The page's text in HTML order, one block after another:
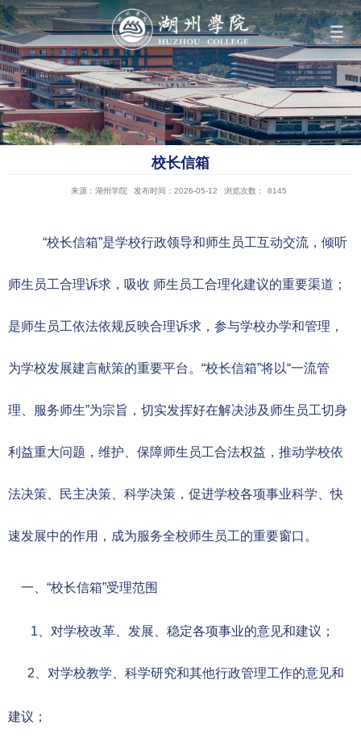
导航
学院概况
科学研究
队伍建设
信息服务
OA办公
校长信箱
来源：湖州学院 发布时间：2026-05-12 浏览次数： 8145
“校长信箱”是学校行政领导和师生员工互动交流，倾听
师生员工合理诉求，吸收 师生员工合理化建议的重要渠道；
是师生员工依法依规反映合理诉求，参与学校办学和管理，
为学校发展建言献策的重要平台。“校长信箱”将以“一流管
理、服务师生”为宗旨，切实发挥好在解决涉及师生员工切身
利益重大问题，维护、保障师生员工合法权益，推动学校依
法决策、民主决策、科学决策，促进学校各项事业科学、快
速发展中的作用，成为服务全校师生员工的重要窗口。
一、 “校长信箱”受理范围
1、对学校改革、发展、稳定各项事业的意见和建议；
2、对学校教学、科学研究和其他行政管理工作的意见和
建议；